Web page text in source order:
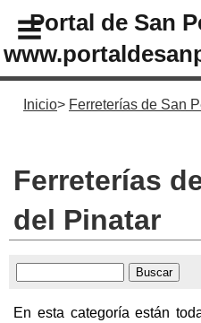
Portal de San
Inicio Ferreterías de San
Ferreterías
del Pinatar
En esta categoría están